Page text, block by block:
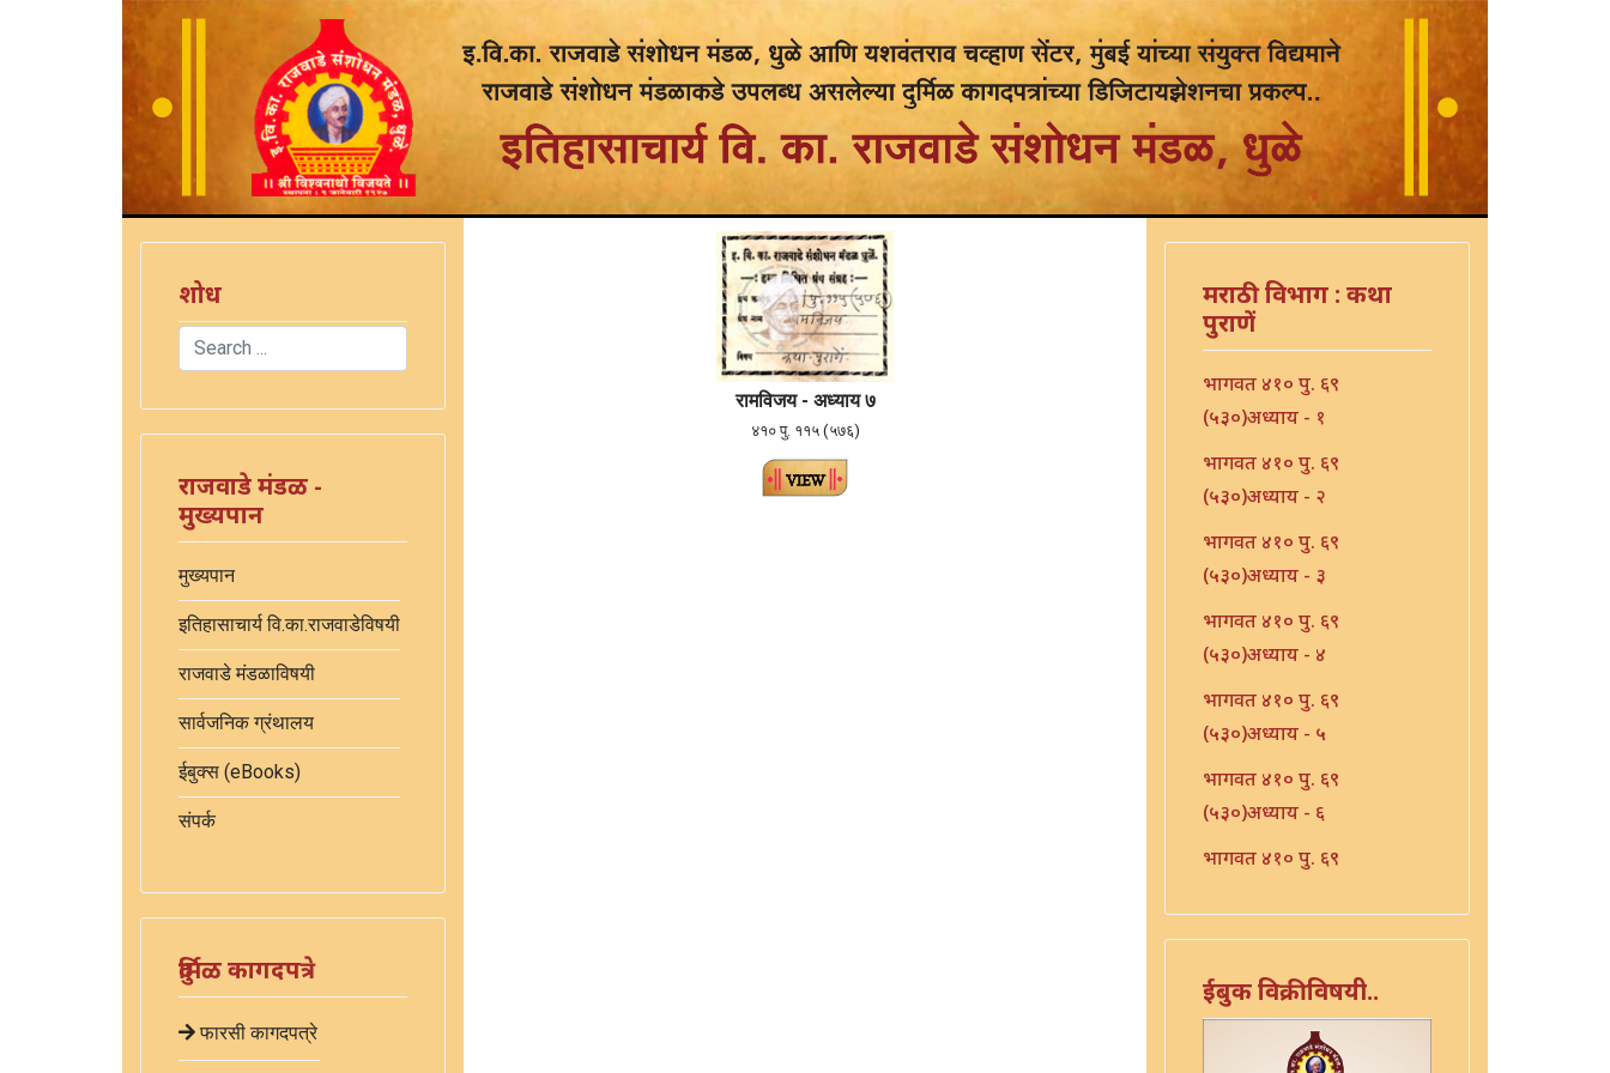
शोध
Search
राजवाडे मंडळ -
मुख्यपान
मुख्यपान
इतिहासाचार्य वि.का.राजवाडेविषयी
राजवाडे मंडळाविषयी
सार्वजनिक ग्रंथालय
ईबुक्स (eBooks)
संपर्क
दुर्मिळ कागदपत्रे
फारसी कागदपत्रे
रामविजय - अध्याय ७
४१० पु. ११५ (५७६)
मराठी विभाग : कथा
पुराणें
भागवत ४१० पु. ६९
(५३०)अध्याय - १
भागवत ४१० पु. ६९
(५३०)अध्याय - २
भागवत ४१० पु. ६९
(५३०)अध्याय - ३
भागवत ४१० पु. ६९
(५३०)अध्याय - ४
भागवत ४१० पु. ६९
(५३०)अध्याय - ५
भागवत ४१० पु. ६९
(५३०)अध्याय - ६
भागवत ४१० पु. ६९
भारत - ४१० पु १०६ (५६७)
भारत - ४१० पु १०८(५६९)
भारत ४१० पु. ९०(५५१)
ईबुक विक्रीविषयी..